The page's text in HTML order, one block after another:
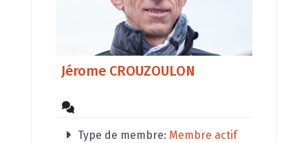
Jérome CROUZOULON
Type de membre: Membre actif